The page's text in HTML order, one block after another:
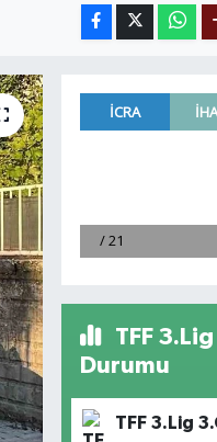
TFF
Durumu
TFF 3.Lig